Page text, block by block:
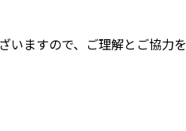
いますので、ご理解とご協力